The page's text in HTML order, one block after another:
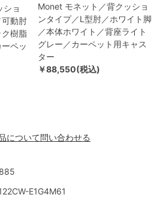
E1G4M61
ショ
動肘
ク樹脂
ペッ
Monet モネット／背クッショ
ンタイプ／L型肘／ホワイト脚
／本体ホワイト／背座ライト
グレー／カーペット用キャス
ター
￥88,550(税込)
について問い合わせる